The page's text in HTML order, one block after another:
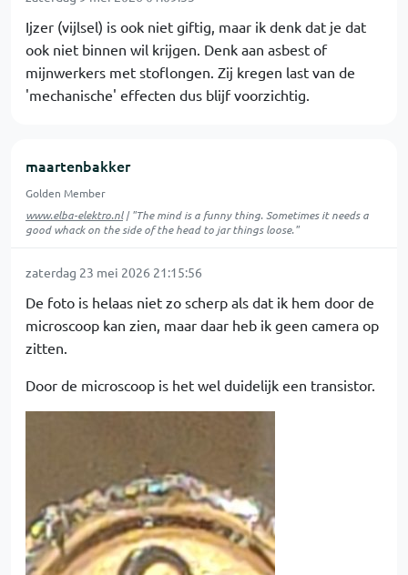
Ijzer (vijlsel) is ook niet giftig, maar ik denk dat je dat
ook niet binnen wil krijgen. Denk aan asbest of
mijnwerkers met stoflongen. Zij kregen last van de
'mechanische' effecten dus blijf voorzichtig.
maartenbakker
Golden Member
www.elba-elektro.nl| "The mind is a funny thing. Sometimes it needs a
good whack on the side of the head to jar things loose."
zaterdag 23 mei 2026 21:15:56
De foto is helaas niet zo scherp als dat ik hem door de
microscoop kan zien, maar daar heb ik geen camera op
zitten.
Door de microscoop is het wel duidelijk een transistor.